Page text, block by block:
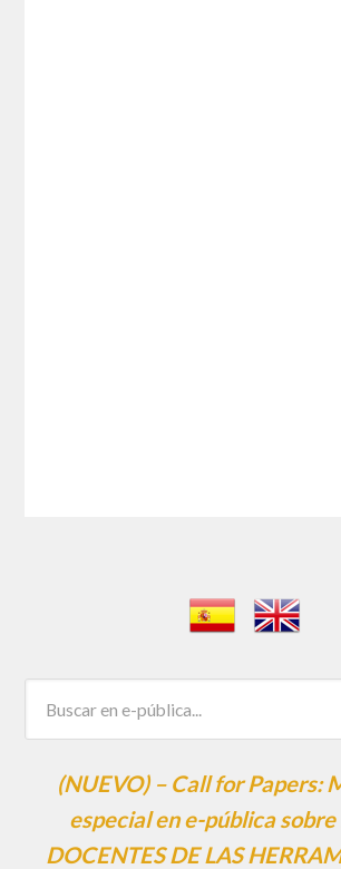
(NUEVO) – Call for Papers:
especial en e-pública sobre
DOCENTES DE LAS